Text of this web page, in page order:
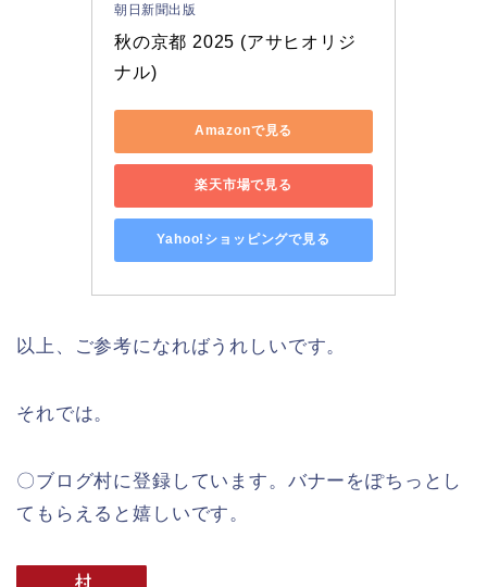
朝日新聞出版
秋の京都 2025 (アサヒオリジ
ナル)
Amazonで見る
楽天市場で見る
Yahoo!ショッピングで見る
以上、ご参考になればうれしいです。
それでは。
〇ブログ村に登録しています。バナーをぽちっとし
てもらえると嬉しいです。